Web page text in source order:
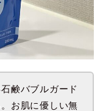
鹸バブルガード
お肌に優しい無